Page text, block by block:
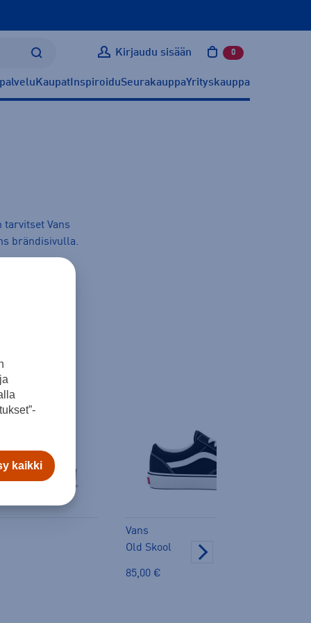
Kirjaudu sisään 0 tuotetta
Kaupat InspiroiduSeurakauppaYrityskauppa
tarvitset Vans
brändisivulla.
Vans
Old Skool
85,00 €
kaikki